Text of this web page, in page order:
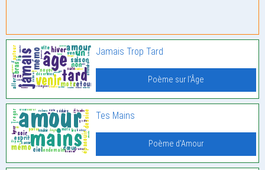
Jamais Trop Tard
Poème sur l'Âge
Tes Mains
Poème d'Amour